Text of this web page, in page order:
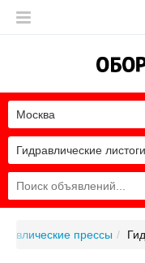
Гидравлические
Москва
прессы